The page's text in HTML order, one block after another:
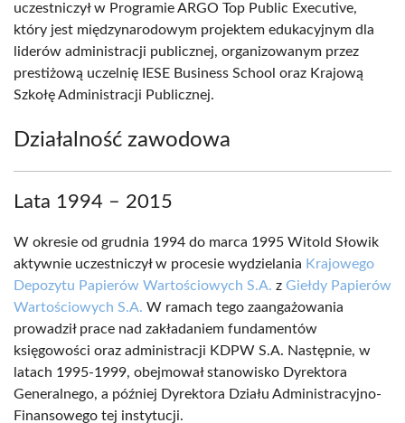
uczestniczył w Programie ARGO Top Public Executive,
który jest międzynarodowym projektem edukacyjnym dla
liderów administracji publicznej, organizowanym przez
prestiżową uczelnię IESE Business School oraz Krajową
Szkołę Administracji Publicznej.
Działalność zawodowa
Lata 1994 – 2015
W okresie od grudnia 1994 do marca 1995 Witold Słowik
aktywnie uczestniczył w procesie wydzielania Krajowego
Depozytu Papierów Wartościowych S.A. z Giełdy Papierów
Wartościowych S.A. W ramach tego zaangażowania
prowadził prace nad zakładaniem fundamentów
księgowości oraz administracji KDPW S.A. Następnie, w
latach 1995-1999, obejmował stanowisko Dyrektora
Generalnego, a później Dyrektora Działu Administracyjno-
Finansowego tej instytucji.